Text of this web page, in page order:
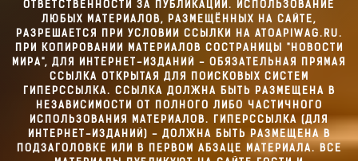
ОТВЕТСТВЕННОСТИ ЗА ПУБЛИКАЦИИ. ИСПОЛЬЗОВАНИЕ
ЛЮБЫХ МАТЕРИАЛОВ, РАЗМЕЩЁННЫХ НА САЙТЕ,
РАЗРЕШАЕТСЯ ПРИ УСЛОВИИ ССЫЛКИ НА ATOAPIWAG.RU.
ПРИ КОПИРОВАНИИ МАТЕРИАЛОВ СОСТРАНИЦЫ "НОВОСТИ
МИРА", ДЛЯ ИНТЕРНЕТ-ИЗДАНИЙ - ОБЯЗАТЕЛЬНАЯ ПРЯМАЯ
ССЫЛКА ОТКРЫТАЯ ДЛЯ ПОИСКОВЫХ СИСТЕМ
ГИПЕРССЫЛКА. ССЫЛКА ДОЛЖНА БЫТЬ РАЗМЕЩЕНА В
НЕЗАВИСИМОСТИ ОТ ПОЛНОГО ЛИБО ЧАСТИЧНОГО
ИСПОЛЬЗОВАНИЯ МАТЕРИАЛОВ. ГИПЕРССЫЛКА (ДЛЯ
ИНТЕРНЕТ-ИЗДАНИЙ) - ДОЛЖНА БЫТЬ РАЗМЕЩЕНА В
ПОДЗАГОЛОВКЕ ИЛИ В ПЕРВОМ АБЗАЦЕ МАТЕРИАЛА. ВСЕ